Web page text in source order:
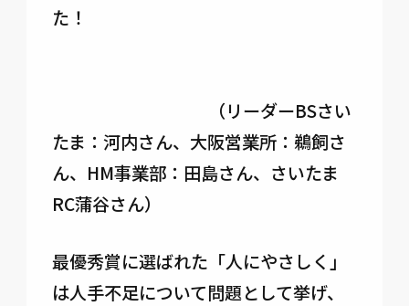
た！
（リーダーBSさい
たま：河内さん、大阪営業所：鵜飼さ
ん、HM事業部：田島さん、さいたま
RC蒲谷さん）
最優秀賞に選ばれた「人にやさしく」
は人手不足について問題として挙げ、